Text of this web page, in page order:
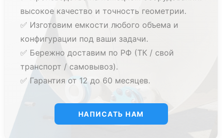
компанииAlePlast.
Емкости 5 кубов (5 м3) из
пластика, применение:
Вместительность накопительного резервуара или
емкости объемом 5 кубов ограничена, но это отнюдь
не говорит о её узкоспециализированном
применении. Учитывая рабочие свойства
высокое качество и точность геометрии.
✅ Изготовим емкости любого объема и
конфигурации под ваши задачи.
✅ Бережно доставим по РФ (ТК / свой
транспорт / самовывоз).
✅ Гарантия от 12 до 60 месяцев.
НАПИСАТЬ НАМ